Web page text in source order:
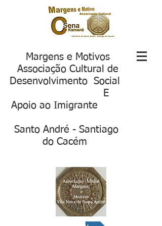
Margens e Motivos
Associação Cultural de
Desenvolvimento Social
E
Apoio ao Imigrante
Santo André - Santiago
do Cacém